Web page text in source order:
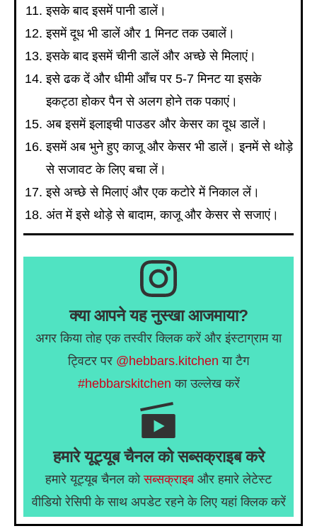
इसके बाद इसमें पानी डालें।
इसमें दूध भी डालें और 1 मिनट तक उबालें।
इसके बाद इसमें चीनी डालें और अच्छे से मिलाएं।
इसे ढक दें और धीमी आँच पर 5-7 मिनट या इसके
इकट्ठा होकर पैन से अलग होने तक पकाएं।
अब इसमें इलाइची पाउडर और केसर का दूध डालें।
इसमें अब भुने हुए काजू और केसर भी डालें। इनमें से थोड़े
से सजावट के लिए बचा लें।
इसे अच्छे से मिलाएं और एक कटोरे में निकाल लें।
अंत में इसे थोड़े से बादाम, काजू और केसर से सजाएं।
क्या आपने यह नुस्खा आजमाया?
अगर किया तोह एक तस्वीर क्लिक करें और इंस्टाग्राम या
ट्विटर पर @hebbars.kitchen या टैग
#hebbarskitchen का उल्लेख करें
हमारे यूट्यूब चैनल को सब्सक्राइब करे
हमारे यूट्यूब चैनल कोसब्सक्राइब और हमारे लेटेस्ट
वीडियो रेसिपी के साथ अपडेट रहने के लिए यहां क्लिक करें